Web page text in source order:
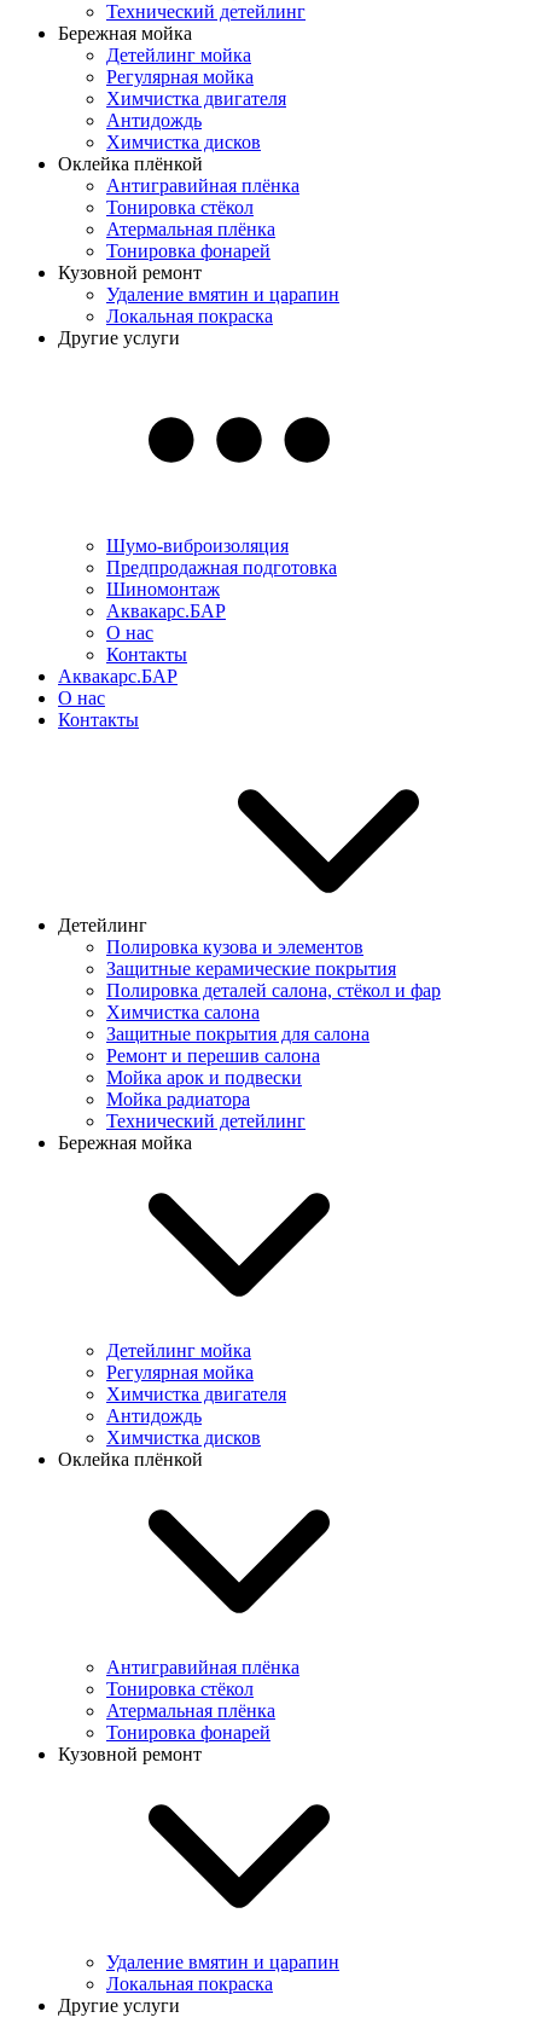
Технический детейлинг
Бережная мойка
Детейлинг мойка
Регулярная мойка
Химчистка двигателя
Антидождь
Химчистка дисков
Оклейка плёнкой
Антигравийная плёнка
Тонировка стёкол
Атермальная плёнка
Тонировка фонарей
Кузовной ремонт
Удаление вмятин и царапин
Локальная покраска
Другие услуги
Шумо-виброизоляция
Предпродажная подготовка
Шиномонтаж
Аквакарс.БАР
О нас
Контакты
Аквакарс.БАР
О нас
Контакты
Детейлинг
Полировка кузова и элементов
Защитные керамические покрытия
Полировка деталей салона, стёкол и фар
Химчистка салона
Защитные покрытия для салона
Ремонт и перешив салона
Мойка арок и подвески
Мойка радиатора
Технический детейлинг
Бережная мойка
Детейлинг мойка
Регулярная мойка
Химчистка двигателя
Антидождь
Химчистка дисков
Оклейка плёнкой
Антигравийная плёнка
Тонировка стёкол
Атермальная плёнка
Тонировка фонарей
Кузовной ремонт
Удаление вмятин и царапин
Локальная покраска
Другие услуги